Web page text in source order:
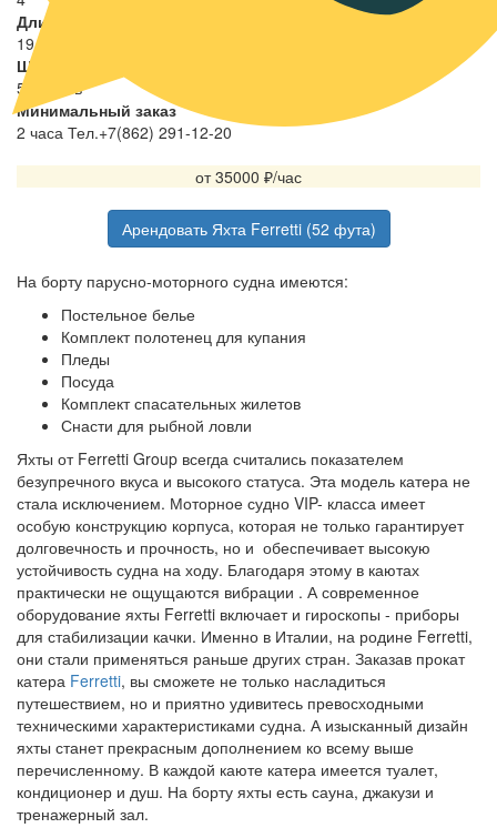
Количество мест
10
Количество кают
4
Длина
19 метров
Ширина
5 метров
Минимальный заказ
2 часа Тел.+7(862) 291-12-20
от 35000₽/час
Арендовать Яхта Ferretti (52 фута)
На борту парусно-моторного судна имеются:
Постельное белье
Комплект полотенец для купания
Пледы
Посуда
Комплект спасательных жилетов
Снасти для рыбной ловли
Яхты от Ferretti Group всегда считались показателем
безупречного вкуса и высокого статуса. Эта модель катера не
стала исключением. Моторное судно VIP- класса имеет
особую конструкцию корпуса, которая не только гарантирует
долговечность и прочность, но и обеспечивает высокую
устойчивость судна на ходу. Благодаря этому в каютах
практически не ощущаются вибрации . А современное
оборудование яхты Ferretti включает и гироскопы - приборы
для стабилизации качки. Именно в Италии, на родине Ferretti,
они стали применяться раньше других стран. Заказав прокат
катераFerretti, вы сможете не только насладиться
путешествием, но и приятно удивитесь превосходными
техническими характеристиками судна. А изысканный дизайн
яхты станет прекрасным дополнением ко всему выше